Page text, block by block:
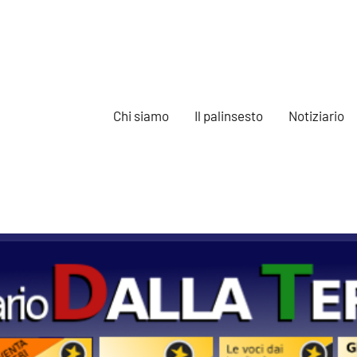
Chi siamo Il palinsesto Notiziario